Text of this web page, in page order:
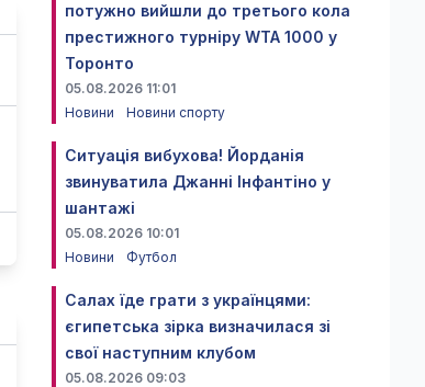
потужно вийшли до третього кола
престижного турніру WTA 1000 у
Торонто
05.08.2026 11:01
Новини
Новини спорту
Ситуація вибухова! Йорданія
звинуватила Джанні Інфантіно у
шантажі
05.08.2026 10:01
Новини
Футбол
Салах їде грати з українцями:
єгипетська зірка визначилася зі
свої наступним клубом
05.08.2026 09:03